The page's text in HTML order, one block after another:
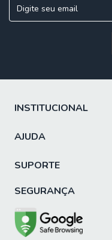
INSTITUCIONAL
AJUDA
SUPORTE
SEGURANÇA